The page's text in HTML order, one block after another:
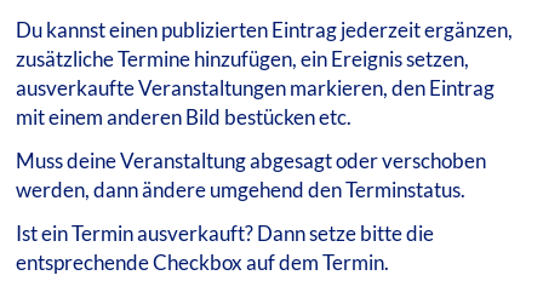
Du kannst einen publizierten Eintrag jederzeit ergänzen,
zusätzliche Termine hinzufügen, ein Ereignis setzen,
ausverkaufte Veranstaltungen markieren, den Eintrag
mit einem anderen Bild bestücken etc.
Muss deine Veranstaltung abgesagt oder verschoben
werden, dann ändere umgehend den Terminstatus.
Ist ein Termin ausverkauft? Dann setze bitte die
entsprechende Checkbox auf dem Termin.